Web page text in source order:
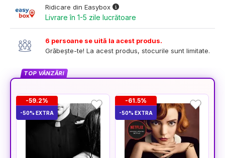
Ridicare din Easybox
Livrare în 1-5 zile lucrătoare
6 persoane se uită la acest produs.
Grăbește-te! La acest produs, stocurile sunt limitate.
TOP VÂNZĂRI
-59.2%
-50% EXTRA
-61.5%
-50% EXTRA